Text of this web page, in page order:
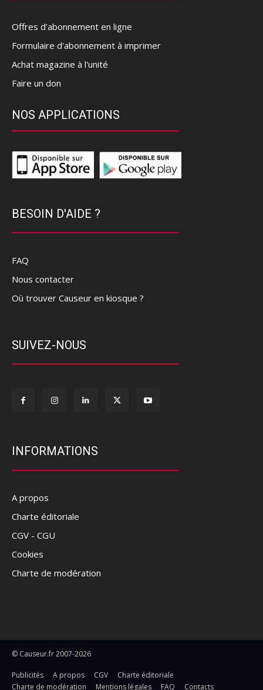
Offres d’abonnement en ligne
Formulaire d'abonnement à imprimer
Achat magazine à l'unité
Faire un don
NOS APPLICATIONS
BESOIN D'AIDE ?
FAQ
Nous contacter
Où trouver Causeur en kiosque ?
SUIVEZ-NOUS
INFORMATIONS
A propos
Charte éditoriale
CGV - CGU
Cookies
Charte de modération
© Causeur.fr 2007-2026
Publicités A propos CGV
Charte éditoriale
Charte de modération
Mentions légales FAQ Contacts